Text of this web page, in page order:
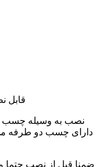
نصب به وسیله چسب
دارای چسب دو طرفه
ضمنا قبل از نصب حتما